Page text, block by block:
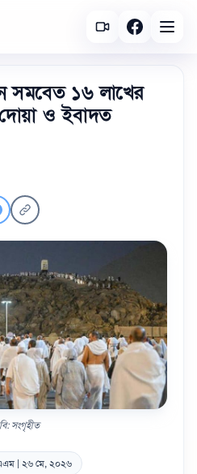
সমবেত ১৬ লাখের
দোয়া ও ইবাদত
সংগৃহীত
| ২৬ মে, ২০২৬